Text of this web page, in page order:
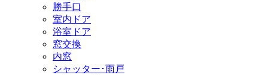
勝手口
室内ドア
浴室ドア
窓交換
内窓
シャッター･雨戸